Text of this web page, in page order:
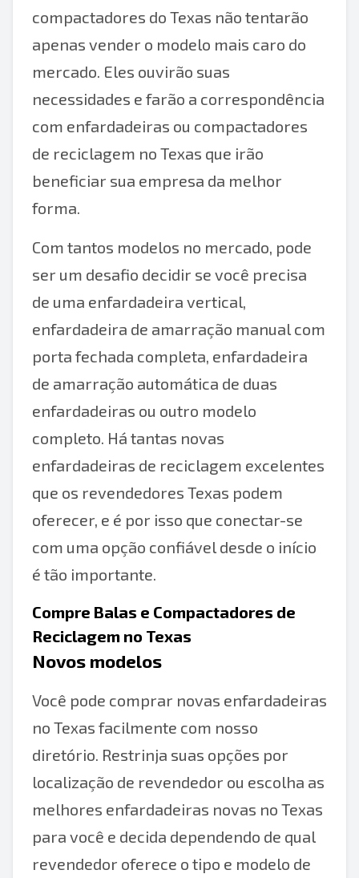
compactadores do Texas não tentarão
apenas vender o modelo mais caro do
mercado. Eles ouvirão suas
necessidades e farão a correspondência
com enfardadeiras ou compactadores
de reciclagem no Texas que irão
beneficiar sua empresa da melhor
forma.
Com tantos modelos no mercado, pode
ser um desafio decidir se você precisa
de uma enfardadeira vertical,
enfardadeira de amarração manual com
porta fechada completa, enfardadeira
de amarração automática de duas
enfardadeiras ou outro modelo
completo. Há tantas novas
enfardadeiras de reciclagem excelentes
que os revendedores Texas podem
oferecer, e é por isso que conectar-se
com uma opção confiável desde o início
é tão importante.
Compre Balas e Compactadores de
Reciclagem no Texas
Novos modelos
Você pode comprar novas enfardadeiras
no Texas facilmente com nosso
diretório. Restrinja suas opções por
localização de revendedor ou escolha as
melhores enfardadeiras novas no Texas
para você e decida dependendo de qual
revendedor oferece o tipo e modelo de